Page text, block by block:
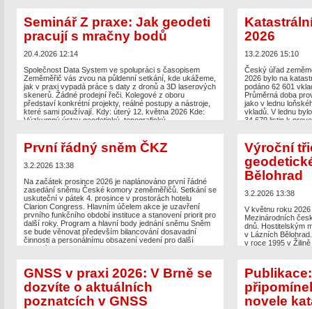
coffee break 10:00 až 11:00: Slavnostní zahájení
konference Ing. Svatava Maradová, MBA, ústřední
ředitelka […]
The postStabilita pozemkových úprav – téma podzimní
Zeměměřič
The post
datappeared first
Seminář Z praxe: Jak geodeti
pracují s mračny bodů
20.4.2026 12:14
Společnost Data System ve spolupráci s časopisem
Zeměměřič vás zvou na půldenní setkání, kde ukážeme,
jak v praxi vypadá práce s daty z dronů a 3D laserových
skenerů. Žádné prodejní řeči. Kolegové z oboru
představí konkrétní projekty, reálné postupy a nástroje,
které sami používají. Kdy: úterý 12. května 2026 Kde:
Výzkumný ústav geodetický, topografický
The postSeminář Z praxe: Jak geodeti pracují s mračny
bodůappeared first on
2026
13.2.2026 15:10
Český úřad
2026 bylo na
podáno 62 601
Průměrná doba
jako v lednu
vkladů. V lednu
34 679 listin k
The post
first onZeměměřič.
První řádný sněm ČKZ
3.2.2026 13:38
Na začátek prosince 2026 je naplánováno první řádné
zasedání sněmu České komory zeměměřičů. Setkání se
uskuteční v pátek 4. prosince v prostorách hotelu
Clarion Congress. Hlavním účelem akce je uzavření
prvního funkčního období instituce a stanovení priorit pro
další roky. Program a hlavní body jednání sněmu Sněm
se bude věnovat především bilancování dosavadní
činnosti a personálnímu obsazení vedení pro další
Zeměměřič
Výroční
Bělohrad
3.2.2026 13:38
V květnu roku
Mezinárodních
dnů. Hostitelským
v Lázních
v roce 1995 v
kontaktů.
přednášet
[…]
The post Výroční
GNSS v praxi 2026: V Brně se
dozvíte o aktuálních
poznatcích v GNSS
novele